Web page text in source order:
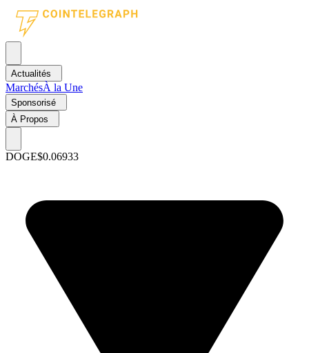
Actualités
MarchésÀ la Une
Sponsorisé
À Propos
DOGE$0.06933